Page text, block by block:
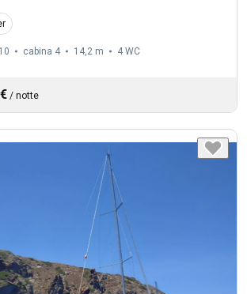
cabina 4 14,2 m 4 WC
/ notte